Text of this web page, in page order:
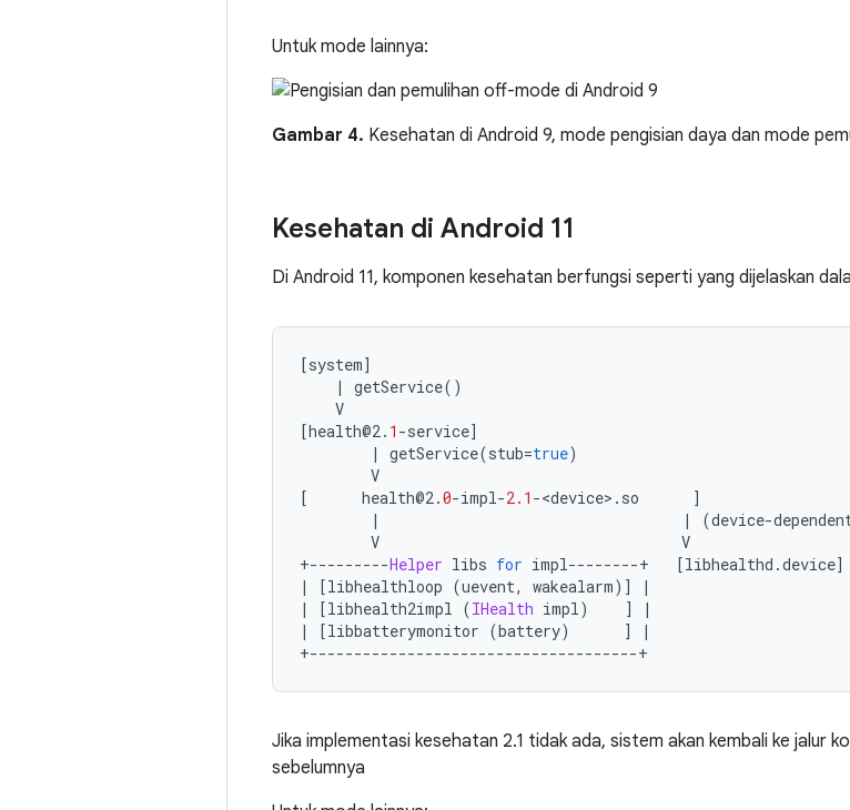
Untuk mode lainnya:
Gambar 4. Kesehatan di Android 9, mode pengisian daya dan mode
Kesehatan di Android 11
Di Android 11, komponen kesehatan berfungsi seperti yang dijelaskan
[system]
|
getService()
V
[health@2. 1 -service]
|
getService(stub=true)
V
[
health@2.0-impl-2.1 -<device>. so
]
|
| (device-
V                                  V
+---------Helper libs for impl--------+ [libhealthd .device]
|
[libhealthloop (uevent, wakealarm)]
|
|
[libhealth2impl (IHealth impl) ]
|
|
[libbatterymonitor (battery) ]
|
+-------------------------------------+
Jika implementasi kesehatan 2.1 tidak ada, sistem akan kembali ke jalur
sebelumnya